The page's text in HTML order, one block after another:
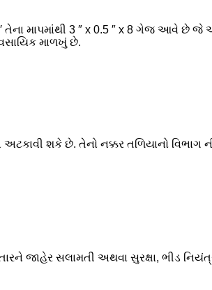
માપમાંથી 3 ″ x 0.5 ″ x 8 ગેજ આવે છે જે
માળખું છે.
શકે છે. તેનો નક્કર તળિયાનો વિભાગ
જાહેર સલામતી અથવા સુરક્ષા, ભીડ